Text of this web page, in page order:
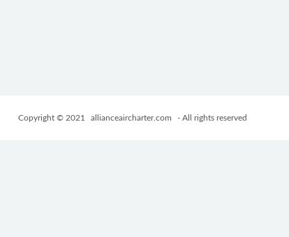
Copyright © 2021 allianceaircharter.com - All rights reserved